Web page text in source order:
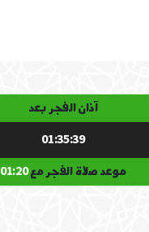
آذان الفجر بعد
01:35:39
موعد صلاة الفجر مع01:20